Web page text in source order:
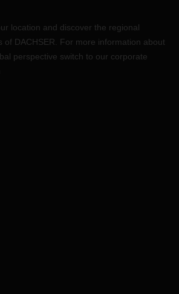
location and discover the regional
of DACHSER. For more information about
perspective switch to our corporate